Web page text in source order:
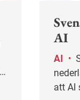
AI
AI •
att AI